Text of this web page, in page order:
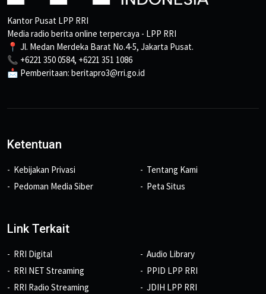
Kantor Pusat LPP RRI
Media radio berita online terpercaya - LPP RRI
📍 Jl. Medan Merdeka Barat No.4-5, Jakarta Pusat.
📞 +6221 350 0584, +6221 351 1086
📩 Pemberitaan: beritapro3@rri.go.id
Ketentuan
Kebijakan Privasi
Pedoman Media Siber
Tentang Kami
Peta Situs
Link Terkait
RRI Digital
RRI NET Streaming
RRI Radio Streaming
Audio Library
PPID LPP RRI
JDIH LPP RRI